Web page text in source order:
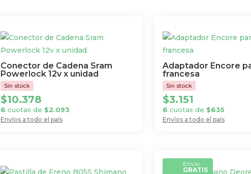
Conector de Cadena Sram
Powerlock 12v x unidad
Envíos a todo el país
$10.378
6 cuotas de $2.093
Adaptador Encore
francesa
Envíos a todo el país
$3.151
6 cuotas de $635
Envío
GRATIS